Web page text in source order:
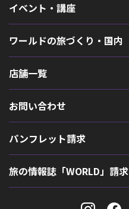
イベント・講座
ワールドの旅づくり・国内
店舗一覧
お問い合わせ
パンフレット請求
旅の情報誌「WORLD」請求